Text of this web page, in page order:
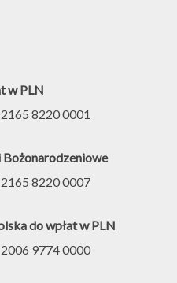
w PLN
8220 0001
Bożonarodzeniowe
8220 0007
do wpłat w PLN
9774 0000